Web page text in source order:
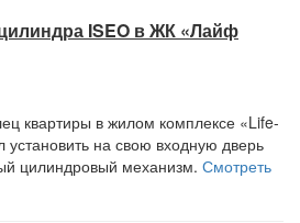
ISEO в ЖК «Лайф
квартиры в жилом комплексе «Life-
на свою входную дверь
цилиндровый механизм. Смотреть